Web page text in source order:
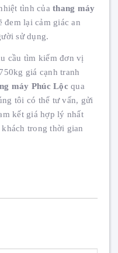
tình của thang máy
đem lại cảm giác an
sử dụng.
cầu tìm kiếm đơn vị
giá cạnh tranh
máy Phúc Lộc qua
tôi có thể tư vấn, gửi
kết giá hợp lý nhất
trong thời gian